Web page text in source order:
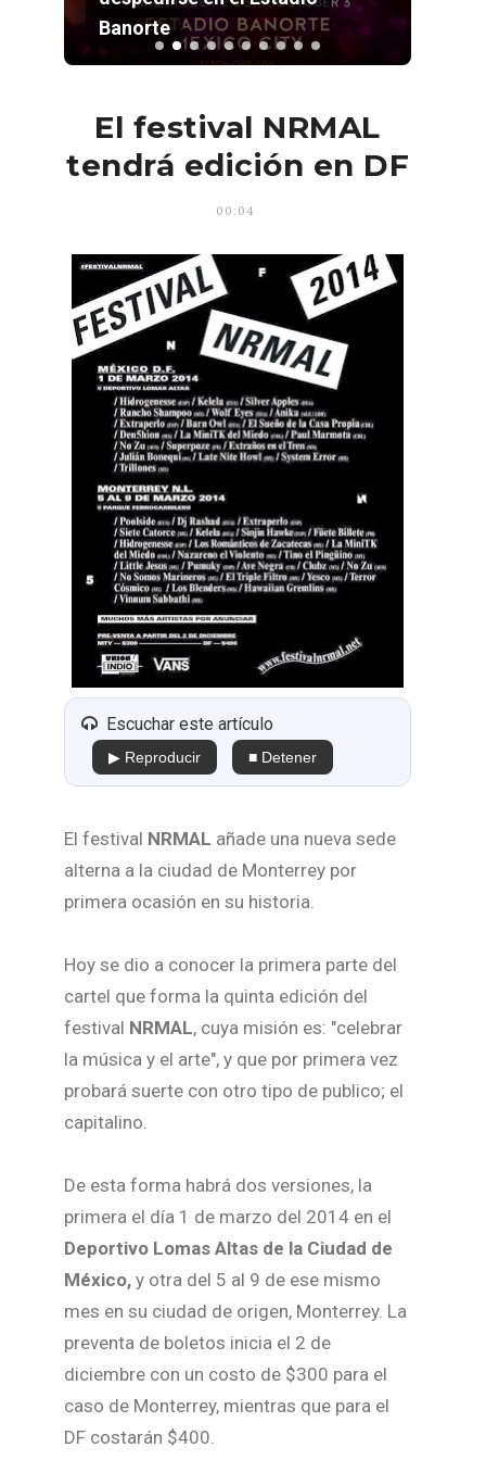
Estadio GNP
El festival NRMAL
tendrá edición en DF
00:04
Escuchar este artículo
▶ Reproducir ■ Detener
El festival NRMAL añade una nueva sede
alterna a la ciudad de Monterrey por
primera ocasión en su historia.
Hoy se dio a conocer la primera parte del
cartel que forma la quinta edición del
festival NRMAL, cuya misión es: "celebrar
la música y el arte", y que por primera vez
probará suerte con otro tipo de publico; el
capitalino.
De esta forma habrá dos versiones, la
primera el día 1 de marzo del 2014 en el
Deportivo Lomas Altas de la Ciudad de
México, y otra del 5 al 9 de ese mismo
mes en su ciudad de origen, Monterrey. La
preventa de boletos inicia el 2 de
diciembre con un costo de $300 para el
caso de Monterrey, mientras que para el
DF costarán $400.